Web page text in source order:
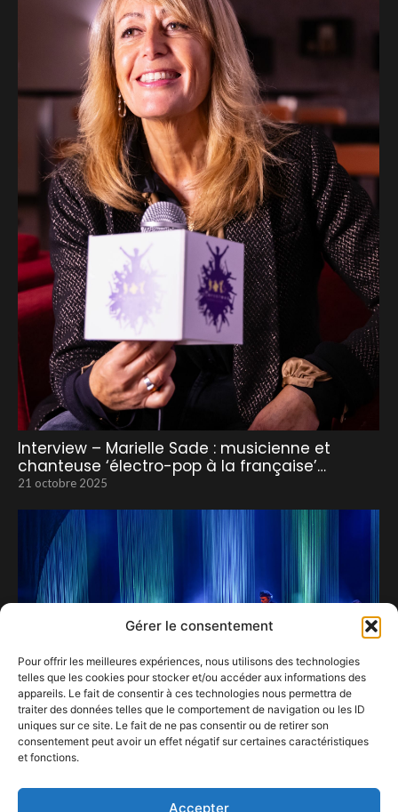
Gérer le consentement
Pour offrir les meilleures expériences, nous utilisons des technologies
telles que les cookies pour stocker et/ou accéder aux informations des
appareils. Le fait de consentir à ces technologies nous permettra de
traiter des données telles que le comportement de navigation ou les ID
uniques sur ce site. Le fait de ne pas consentir ou de retirer son
consentement peut avoir un effet négatif sur certaines caractéristiques
et fonctions.
Accepter
Interview – Marielle Sade : musicienne et
chanteuse ‘électro-pop à la française’…
21 octobre 2025
13 avril 2025